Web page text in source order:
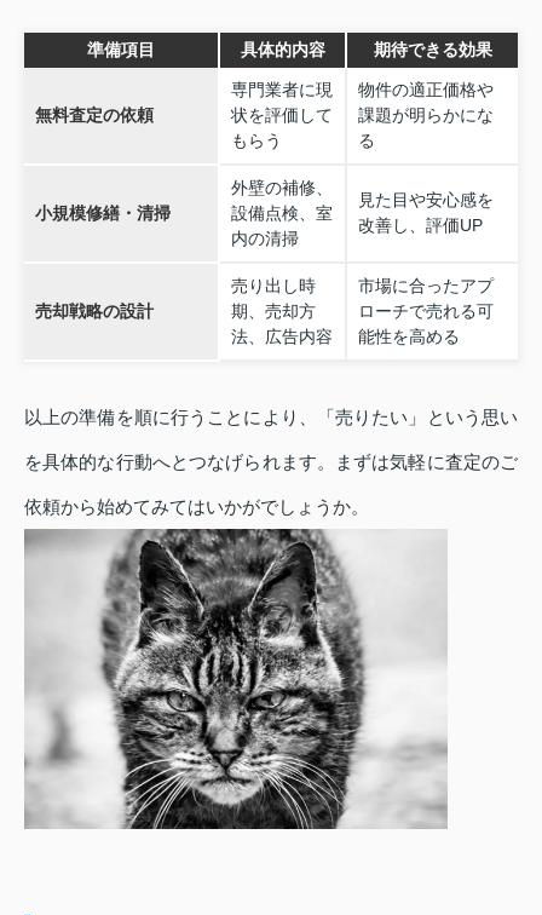
準備項目 具体的内容 期待できる効果
無料査定の依頼
専門業者に現
状を評価して
もらう
物件の適正価格や
課題が明らかにな
る
小規模修繕・清掃
外壁の補修、
設備点検、室
内の清掃
見た目や安心感を
改善し、評価UP
売却戦略の設計
売り出し時
期、売却方
法、広告内容
市場に合ったアプ
ローチで売れる可
能性を高める
以上の準備を順に行うことにより、「売りたい」という思い
を具体的な行動へとつなげられます。まずは気軽に査定のご
依頼から始めてみてはいかがでしょうか。